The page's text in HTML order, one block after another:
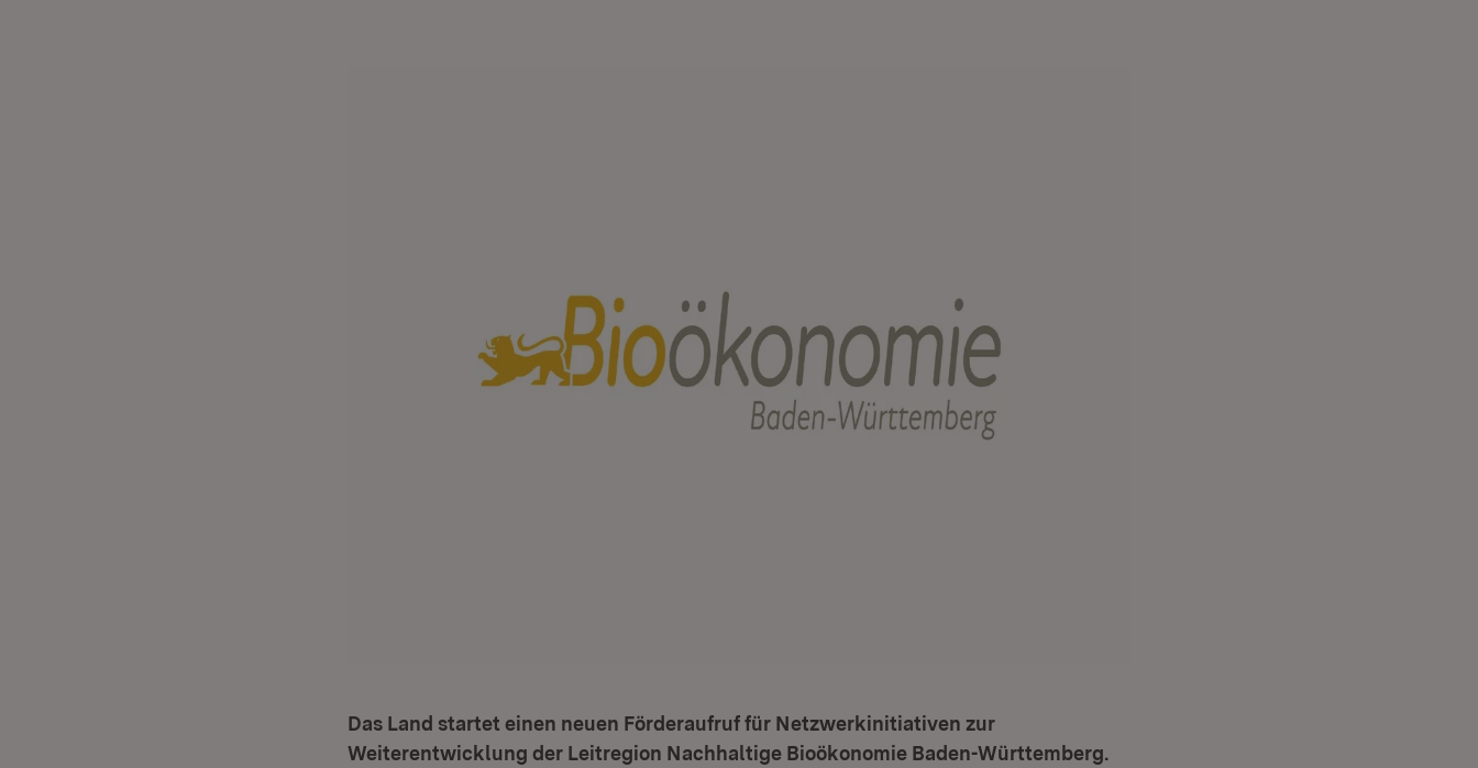
Das Land startet einen neuen Förderaufruf für Netzwerkinitiativen zur
Weiterentwicklung der Leitregion Nachhaltige Bioökonomie Baden-Württemberg.